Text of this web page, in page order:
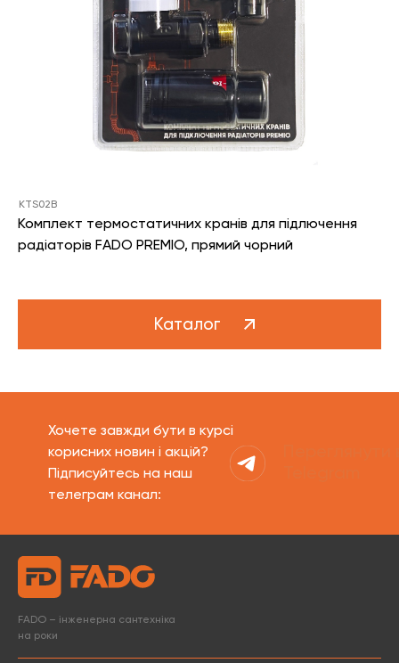
KTS02B
Комплект термостатичних кранів для підлючення
радіаторів FADO PREMIO, прямий чорний
Каталог
Хочете завжди бути в курсі
корисних новин і акцій?
Підписуйтесь на наш
телеграм канал:
FADO – інженерна сантехніка
на роки